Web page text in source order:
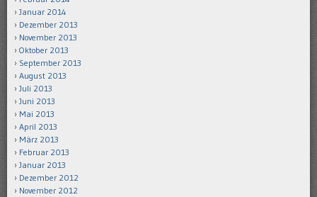
Januar 2014
Dezember 2013
November 2013
Oktober 2013
September 2013
August 2013
Juli 2013
Juni 2013
Mai 2013
April 2013
März 2013
Februar 2013
Januar 2013
Dezember 2012
November 2012